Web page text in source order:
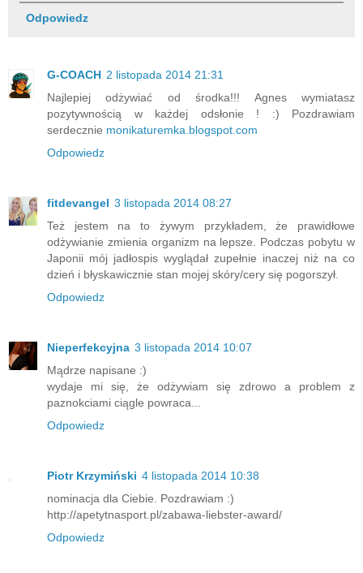
Odpowiedz
G-COACH 2 listopada 2014 21:31
Najlepiej odżywiać od środka!!! Agnes wymiatasz
pozytywnością w każdej odsłonie ! :) Pozdrawiam
serdecznie monikaturemka.blogspot.com
Odpowiedz
fitdevangel 3 listopada 2014 08:27
Też jestem na to żywym przykładem, że prawidłowe
odżywianie zmienia organizm na lepsze. Podczas pobytu w
Japonii mój jadłospis wyglądał zupełnie inaczej niż na co
dzień i błyskawicznie stan mojej skóry/cery się pogorszył.
Odpowiedz
Nieperfekcyjna 3 listopada 2014 10:07
Mądrze napisane :)
wydaje mi się, że odżywiam się zdrowo a problem z
paznokciami ciągle powraca...
Odpowiedz
Piotr Krzymiński 4 listopada 2014 10:38
nominacja dla Ciebie. Pozdrawiam :)
http://apetytnasport.pl/zabawa-liebster-award/
Odpowiedz